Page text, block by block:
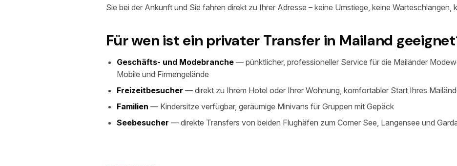
Sie bei der Ankunft und Sie fahren direkt zu Ihrer Adresse – keine Umstiege, keine Warteschlangen,
Für wen ist ein privater Transfer in Mailand
Geschäfts- und Modebranche — pünktlicher, professioneller Service für die Mailänder
Mobile und Firmengelände
Freizeitbesucher — direkt zu Ihrem Hotel oder Ihrer Wohnung, komfortabler Start Ihres
Familien — Kindersitze verfügbar, geräumige Minivans für Gruppen mit Gepäck
Seebesucher — direkte Transfers von beiden Flughäfen zum Comer See, Langensee und